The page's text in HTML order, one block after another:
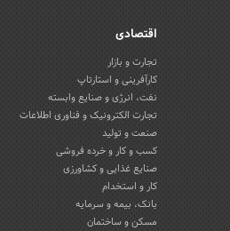
اقتصادی
تجارت و بازار
کارآفرینی و استارتاپ
نفت، انرژی و صنایع وابسته
تجارت الکترونیک و فناوری اطلاعات
صنعت و تولید
کسب و کار و خرده فروشی
صنایع غذایی و کشاورزی
کار و استخدام
بانک، بیمه و سرمایه
مسکن و ساختمان